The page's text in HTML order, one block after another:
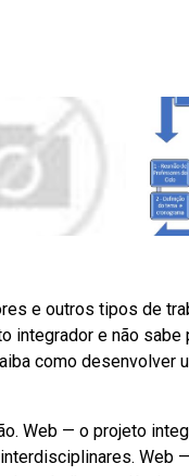
e outros tipos de
e não sabe
como desenvolver
Web — o projeto
Web